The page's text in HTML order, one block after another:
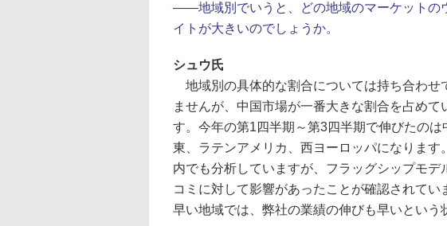
――地域別でいうと、どの地域のマーケットの
イトが大きいのでしょうか。
シュウ氏
地域別の具体的な割合については持ち合わせ
ませんが、中国市場が一番大きな割合を占めて
す。今年の第1四半期～第3四半期で伸びたのは
東、ラテンアメリカ、西ヨーロッパになります
内でも分析していますが、フラッグシップモ
コミに対して影響があったことが確認されて
早い地域では、弊社の業績の伸びも早いという